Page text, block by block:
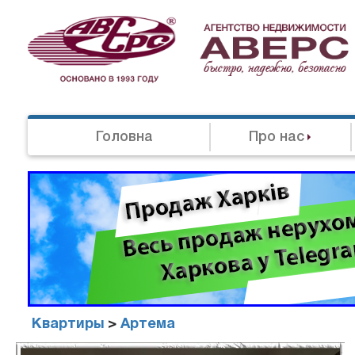
Головна Про нас
Квартиры > Артема